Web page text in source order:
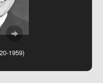
1959)